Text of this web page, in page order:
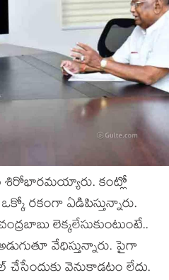
శిరోభారమయ్యారు. కంట్లో
రకంగా ఏడిపిస్తున్నారు.
లెక్కలేసుకుంటుంటే..
వేధిస్తున్నారు. పైగా
వెనుకాడటం లేదు.